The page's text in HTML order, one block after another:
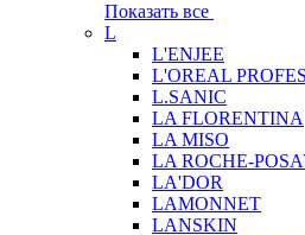
Показать все
L
L'ENJEE
L'OREAL
L.SANIC
LA FLORENTINA
LA MISO
LA ROCHE-
LA'DOR
LAMONNET
LANSKIN